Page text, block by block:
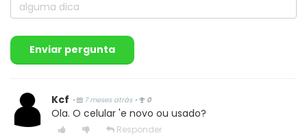
Enviar pergunta
Kcf • 7 meses atrás • 0
Ola. O celular 'e novo ou usado?
Responder